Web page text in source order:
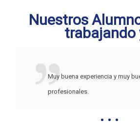
Nuestros
trabajando
Muy buena experiencia y muy
profesionales.